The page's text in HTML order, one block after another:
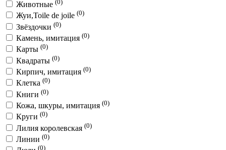
Животные (0)
Жуи,Toile de joile (0)
Звёздочки (0)
Камень, имитация (0)
Карты (0)
Квадраты (0)
Кирпич, имитация (0)
Клетка (0)
Книги (0)
Кожа, шкуры, имитация (0)
Круги (0)
Лилия королевская (0)
Линии (0)
(0)